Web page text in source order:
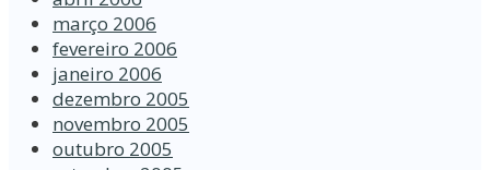
março 2006
fevereiro 2006
janeiro 2006
dezembro 2005
novembro 2005
outubro 2005